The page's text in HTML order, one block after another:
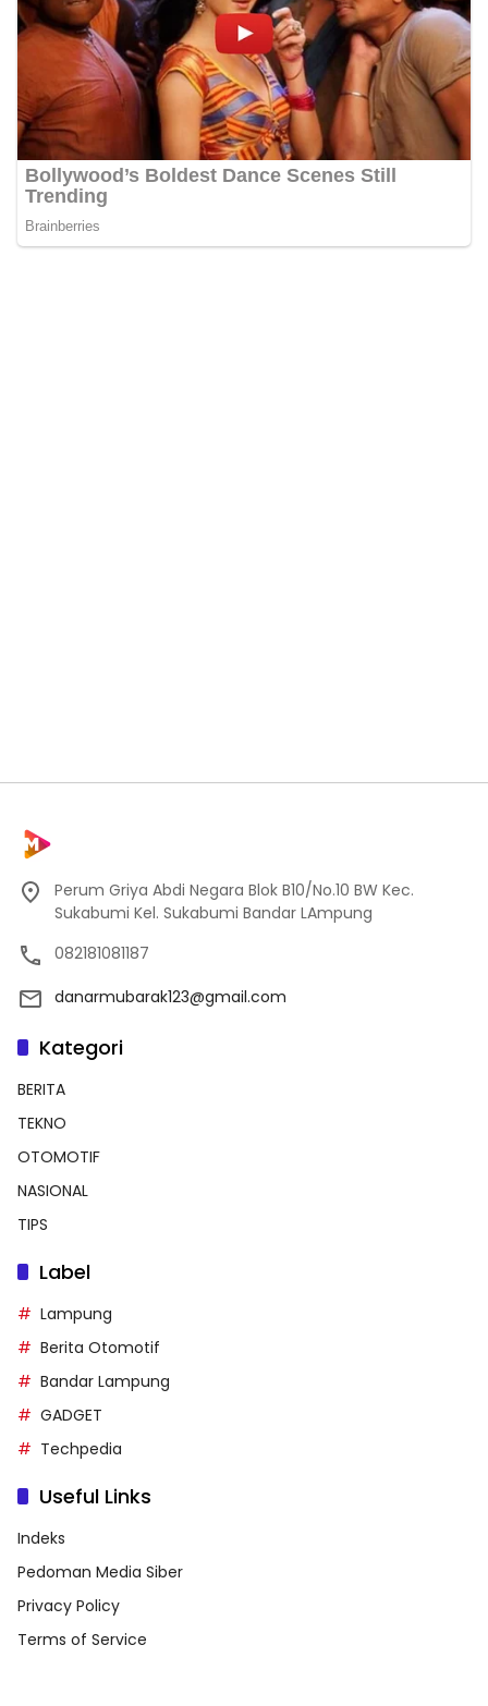
Perum Griya Abdi Negara Blok B10/No.10 BW Kec.
Sukabumi Kel. Sukabumi Bandar LAmpung
082181081187
danarmubarak123@gmail.com
Kategori
BERITA
TEKNO
OTOMOTIF
NASIONAL
TIPS
Label
Lampung
Berita Otomotif
Bandar Lampung
GADGET
Techpedia
Useful Links
Indeks
Pedoman Media Siber
Privacy Policy
Terms of Service